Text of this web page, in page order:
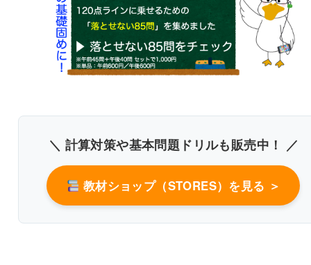
＼ 計算対策や基本問題ドリルも販売中！ ／
教材ショップ（STORES）を見る ＞